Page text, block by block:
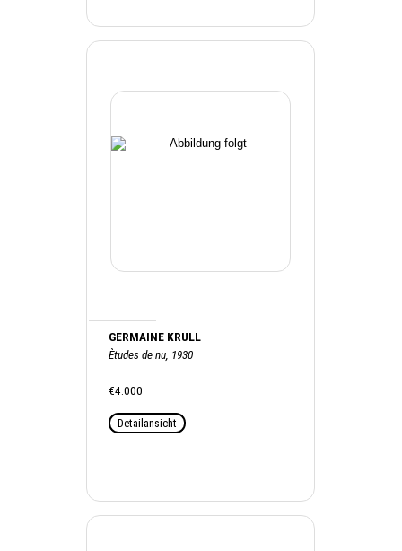
GERMAINE KRULL
Ètudes de nu, 1930
€4.000
Detailansicht